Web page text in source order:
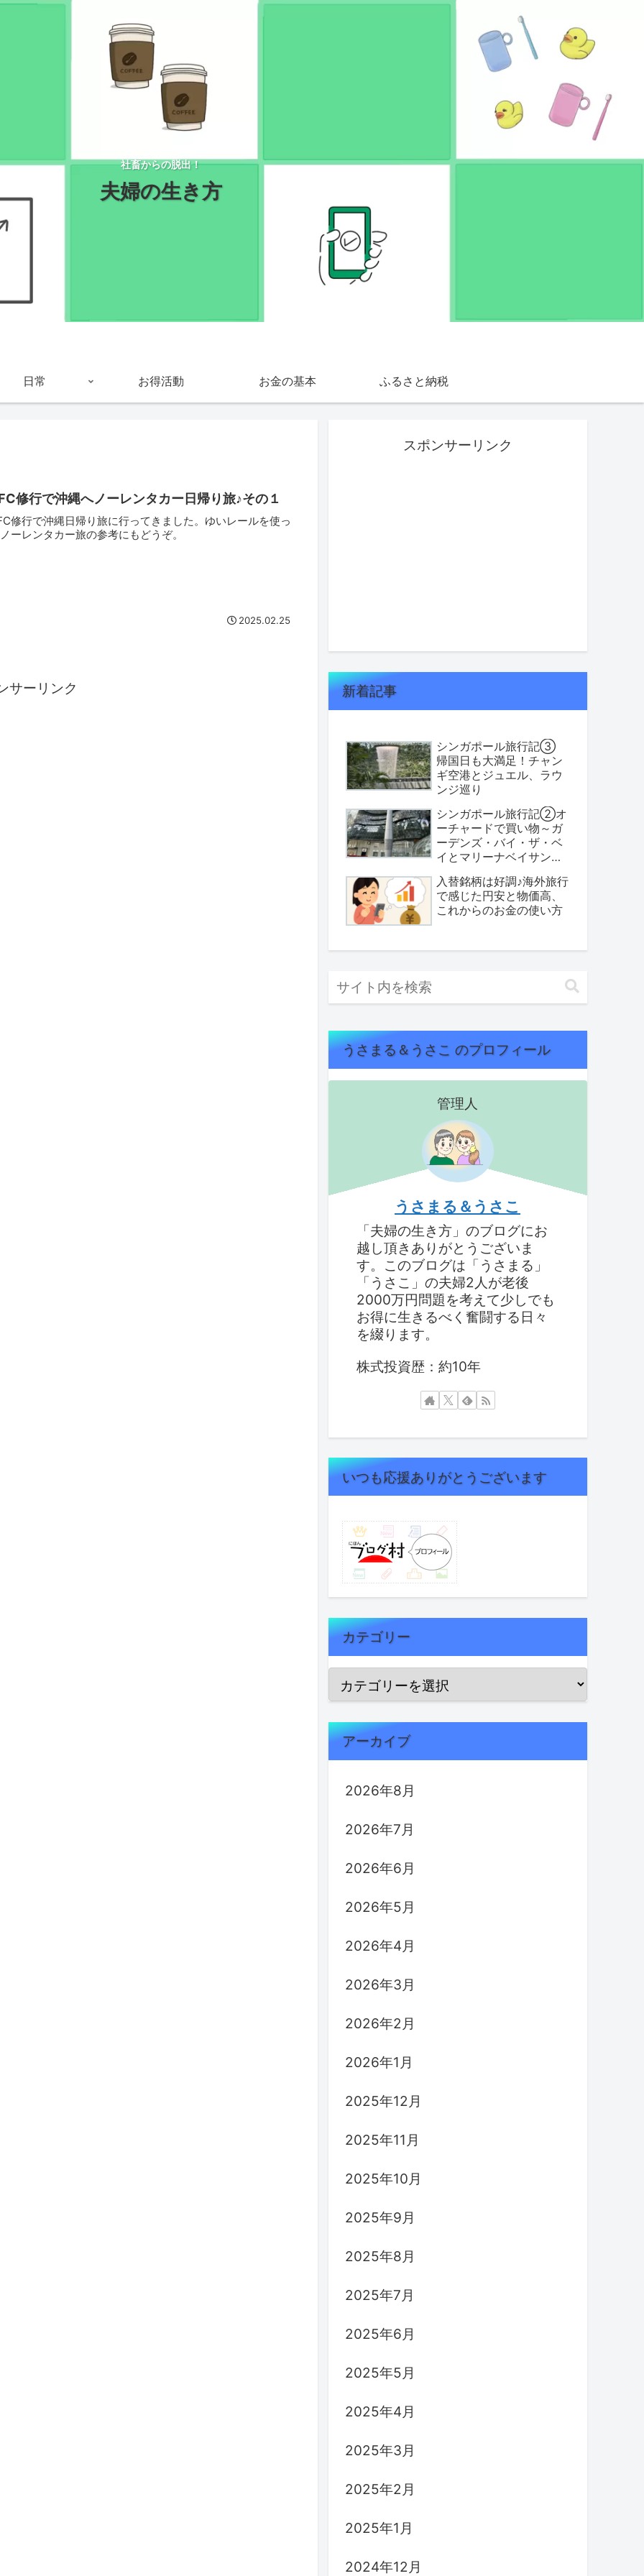
社畜からの脱出！
夫婦の生き方
日常 お得活動 お金の基本 ふるさと納税
修行で沖縄へノーレンタカー日帰り旅♪その１
修行で沖縄日帰り旅に行ってきました。ゆいレールを使っ
ーレンタカー旅の参考にもどうぞ。
2025.02.25
サーリンク
スポンサーリンク
新着記事
シンガポール旅行記③
帰国日も大満足！チャン
ギ空港とジュエル、ラウ
ンジ巡り
シンガポール旅行記②オ
ーチャードで買い物～ガ
ーデンズ・バイ・ザ・ベ
イとマリーナベイサンズ
入替銘柄は好調♪海外旅行
で感じた円安と物価高、
これからのお金の使い方
うさまる＆うさこ のプロフィール
管理人
うさまる＆うさこ
「夫婦の生き方」のブログにお
越し頂きありがとうございま
す。このブログは「うさまる」
「うさこ」の夫婦2人が老後
2000万円問題を考えて少しでも
お得に生きるべく奮闘する日々
を綴ります。
株式投資歴：約10年
いつも応援ありがとうございます
カテゴリー
アーカイブ
2026年8月
2026年7月
2026年6月
2026年5月
2026年4月
2026年3月
2026年2月
2026年1月
2025年12月
2025年11月
2025年10月
2025年9月
2025年8月
2025年7月
2025年6月
2025年5月
2025年4月
2025年3月
2025年2月
2025年1月
2024年12月